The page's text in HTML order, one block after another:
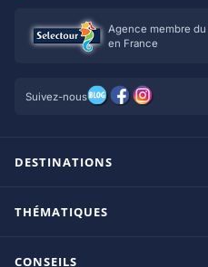
Agence membre du
en France
Suivez-nous
DESTINATIONS
Ile Maurice
THÉMATIQUES
CONSEILS